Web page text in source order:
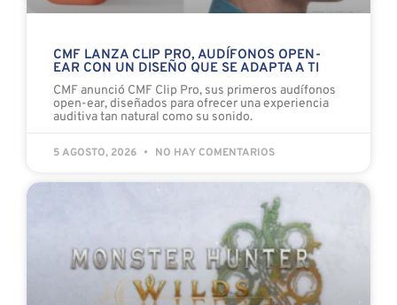
CMF LANZA CLIP PRO, AUDÍFONOS OPEN-
EAR CON UN DISEÑO QUE SE ADAPTA A TI
CMF anunció CMF Clip Pro, sus primeros audífonos
open-ear, diseñados para ofrecer una experiencia
auditiva tan natural como su sonido.
5 AGOSTO, 2026 NO HAY COMENTARIOS